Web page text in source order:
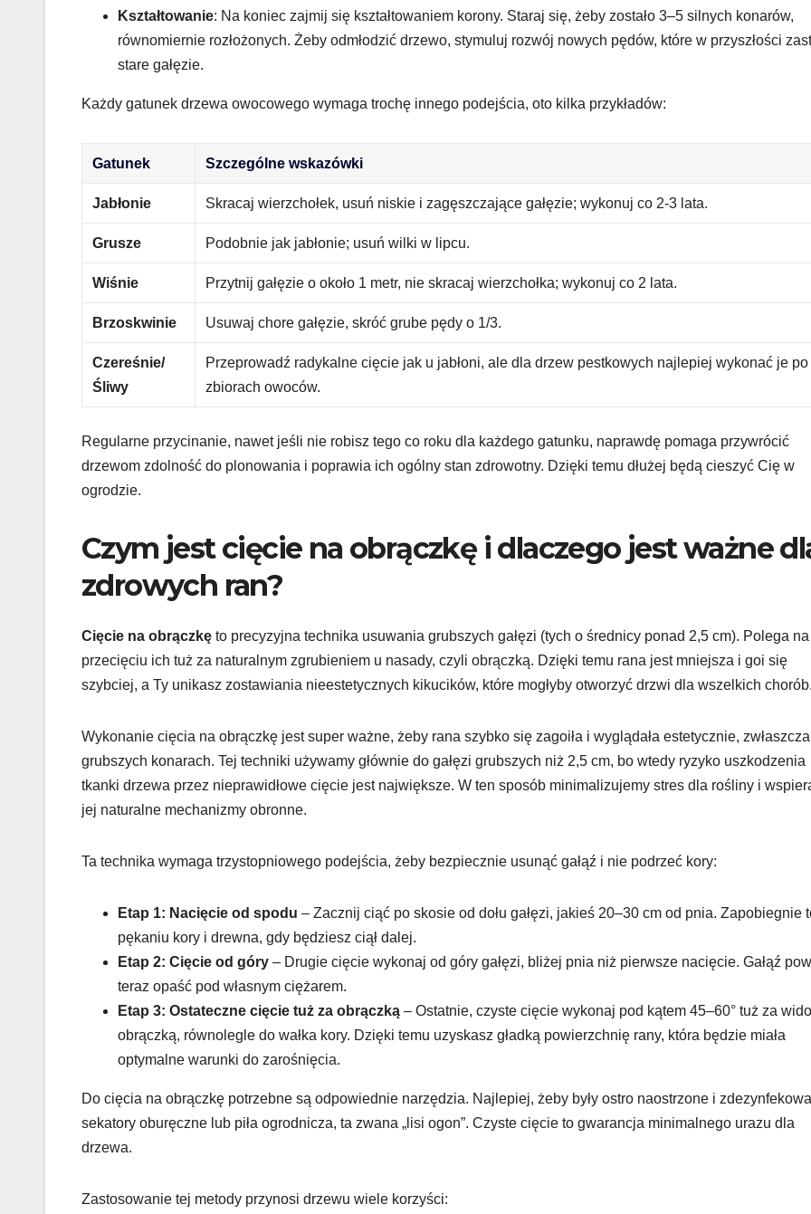
Kształtowanie: Na koniec zajmij się kształtowaniem korony. Staraj się, żeby zostało 3–5 silnych konarów,
równomiernie rozłożonych. Żeby odmłodzić drzewo, stymuluj rozwój nowych pędów, które w przyszłości
stare gałęzie.
Każdy gatunek drzewa owocowego wymaga trochę innego podejścia, oto kilka przykładów:
Gatunek Szczególne wskazówki
Jabłonie Skracaj wierzchołek, usuń niskie i zagęszczające gałęzie; wykonuj co 2-3 lata.
Grusze Podobnie jak jabłonie; usuń wilki w lipcu.
Wiśnie Przytnij gałęzie o około 1 metr, nie skracaj wierzchołka; wykonuj co 2 lata.
Brzoskwinie Usuwaj chore gałęzie, skróć grube pędy o 1/3.
Czereśnie/
Śliwy
Przeprowadź radykalne cięcie jak u jabłoni, ale dla drzew pestkowych najlepiej wykonać je po
zbiorach owoców.
Regularne przycinanie, nawet jeśli nie robisz tego co roku dla każdego gatunku, naprawdę pomaga przywrócić
drzewom zdolność do plonowania i poprawia ich ogólny stan zdrowotny. Dzięki temu dłużej będą cieszyć Cię w
ogrodzie.
Czym jest cięcie na obrączkę i dlaczego jest ważne
zdrowych ran?
Cięcie na obrączkę to precyzyjna technika usuwania grubszych gałęzi (tych o średnicy ponad 2,5 cm). Polega na
przecięciu ich tuż za naturalnym zgrubieniem u nasady, czyli obrączką. Dzięki temu rana jest mniejsza i goi się
szybciej, a Ty unikasz zostawiania nieestetycznych kikucików, które mogłyby otworzyć drzwi dla wszelkich chorób.
Wykonanie cięcia na obrączkę jest super ważne, żeby rana szybko się zagoiła i wyglądała estetycznie,
grubszych konarach. Tej techniki używamy głównie do gałęzi grubszych niż 2,5 cm, bo wtedy ryzyko uszkodzenia
tkanki drzewa przez nieprawidłowe cięcie jest największe. W ten sposób minimalizujemy stres dla rośliny i
jej naturalne mechanizmy obronne.
Ta technika wymaga trzystopniowego podejścia, żeby bezpiecznie usunąć gałąź i nie podrzeć kory:
Etap 1: Nacięcie od spodu – Zacznij ciąć po skosie od dołu gałęzi, jakieś 20–30 cm od pnia. Zapobiegnie
pękaniu kory i drewna, gdy będziesz ciął dalej.
Etap 2: Cięcie od góry – Drugie cięcie wykonaj od góry gałęzi, bliżej pnia niż pierwsze nacięcie. Gałąź
teraz opaść pod własnym ciężarem.
Etap 3: Ostateczne cięcie tuż za obrączką – Ostatnie, czyste cięcie wykonaj pod kątem 45–60° tuż za
obrączką, równolegle do wałka kory. Dzięki temu uzyskasz gładką powierzchnię rany, która będzie miała
optymalne warunki do zarośnięcia.
Do cięcia na obrączkę potrzebne są odpowiednie narzędzia. Najlepiej, żeby były ostro naostrzone i
sekatory oburęczne lub piła ogrodnicza, ta zwana „lisi ogon”. Czyste cięcie to gwarancja minimalnego urazu dla
drzewa.
Zastosowanie tej metody przynosi drzewu wiele korzyści: